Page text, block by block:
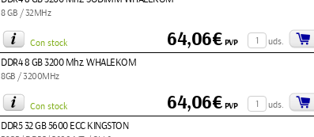
8 GB / 32MHz
Con stock uds.
64,06€PVP
DDR4 8 GB 3200 Mhz. WHALEKOM
8GB / 3200MHz
Con stock uds.
64,06€PVP
DDR5 32 GB 5600 ECC KINGSTON